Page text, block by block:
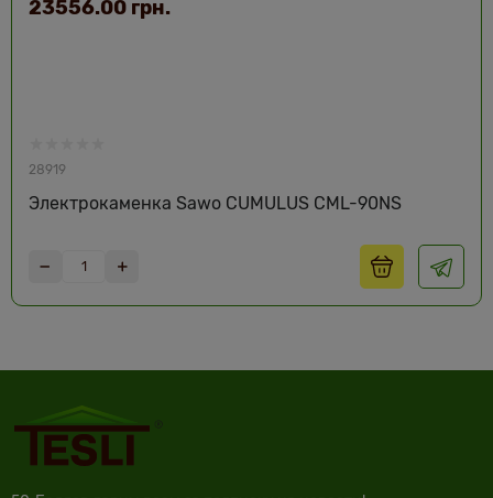
28919
Электрокаменка Sawo CUMULUS CML-90NS
23556.00 грн.